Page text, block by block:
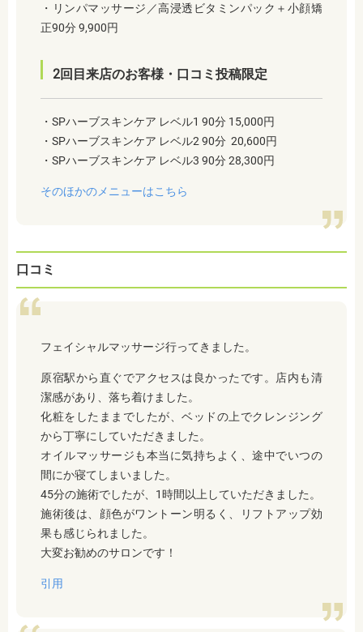
・リンパマッサージ／高浸透ビタミンパック＋小顔矯
正90分 9,900円
2回目来店のお客様・口コミ投稿限定
・SPハーブスキンケア レベル1 90分 15,000円
・SPハーブスキンケア レベル2 90分 20,600円
・SPハーブスキンケア レベル3 90分 28,300円
そのほかのメニューはこちら
口コミ
フェイシャルマッサージ行ってきました。
原宿駅から直ぐでアクセスは良かったです。店内も清
潔感があり、落ち着けました。
化粧をしたままでしたが、ベッドの上でクレンジング
から丁寧にしていただきました。
オイルマッサージも本当に気持ちよく、途中でいつの
間にか寝てしまいました。
45分の施術でしたが、1時間以上していただきました。
施術後は、顔色がワントーン明るく、リフトアップ効
果も感じられました。
大変お勧めのサロンです！
引用